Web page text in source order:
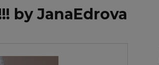
by JanaEdrova